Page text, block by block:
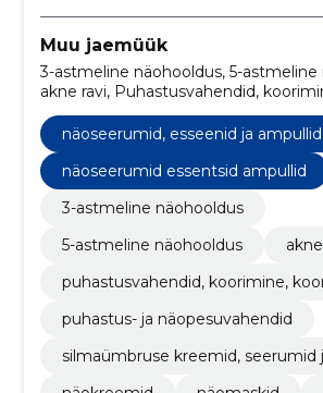
Muu jaemüük
3-astmeline näohooldus, 5-astmeline
akne ravi, Puhastusvahendid,
Puhastus- ja näopesuvahendid,
kreemid, seerumid ja maskid,
Näoseerumid, esseenid ja ampullid,
näoõlid
näoseerumid, esseenid ja ampullid
näoseerumid essentsid ampullid
3-astmeline näohooldus
5-astmeline näohooldus
puhastusvahendid, koorimine,
puhastus- ja näopesuvahendid
silmaümbruse kreemid, seerumid